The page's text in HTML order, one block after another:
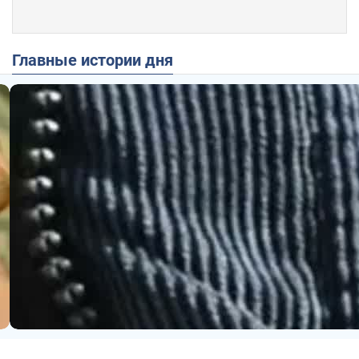
Главные истории дня